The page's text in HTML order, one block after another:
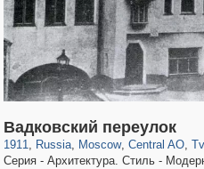
Вадковский переулок
1911, Russia
1,406,849 29,243
, Moscow
319,861 8,286
, Central AO
160,009 5,916
,
53,052
Серия - Архитектура. Стиль -